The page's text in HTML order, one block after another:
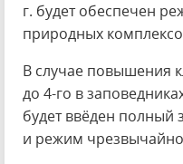
г. будет обеспечен
природных
В случае повышения
до 4-го в
будет ввёден
и режим